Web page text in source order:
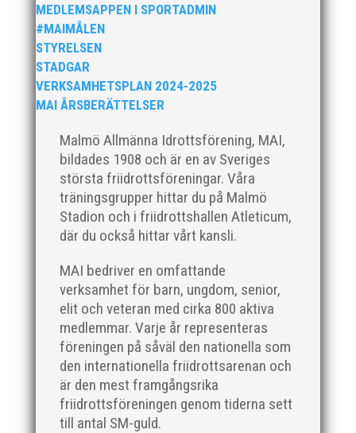
MEDLEMSAPPEN I SPORTADMIN
#MAIMÅLEN
STYRELSEN
STADGAR
VERKSAMHETSPLAN 2024-2025
MAI ÅRSBERÄTTELSER
Malmö Allmänna Idrottsförening, MAI,
bildades 1908 och är en av Sveriges
största friidrottsföreningar. Våra
träningsgrupper hittar du på Malmö
Stadion och i friidrottshallen Atleticum,
där du också hittar vårt kansli.
MAI bedriver en omfattande
verksamhet för barn, ungdom, senior,
elit och veteran med cirka 800 aktiva
medlemmar. Varje år representeras
föreningen på såväl den nationella som
den internationella friidrottsarenan och
är den mest framgångsrika
friidrottsföreningen genom tiderna sett
till antal SM-guld.
Som traditionen bjuder så var vi ett helt gäng löpare
från MAI RUNNERS som sprang det mysiga
Sylvesterloppet på självaste nyårsafton. Formen är
enkel, ett eller två varv runt Pildammsparken (2,7 km
respektive 5,4 kilometer), med tidtagning på de fem
främsta i varje...
Klubbchef – Malmö Allmänna Idrottsförening (MAI)
Vill du vara med och skapa glädje, gemenskap och
utveckling i en av Sveriges största
friidrottsföreningar? Malmö Allmänna Idrottsförening
– MAI – söker en engagerad, strategisk,
relationsbyggande och affärsinriktad...